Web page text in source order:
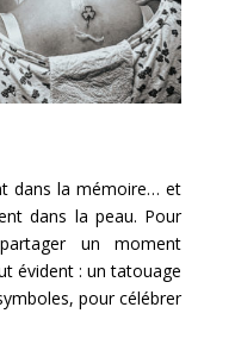
dans la mémoire… et
dans la peau. Pour
un moment
évident : un tatouage
pour célébrer